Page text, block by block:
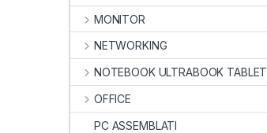
MONITOR
NETWORKING
NOTEBOOK ULTRABOOK TABLET
OFFICE
PC ASSEMBLATI